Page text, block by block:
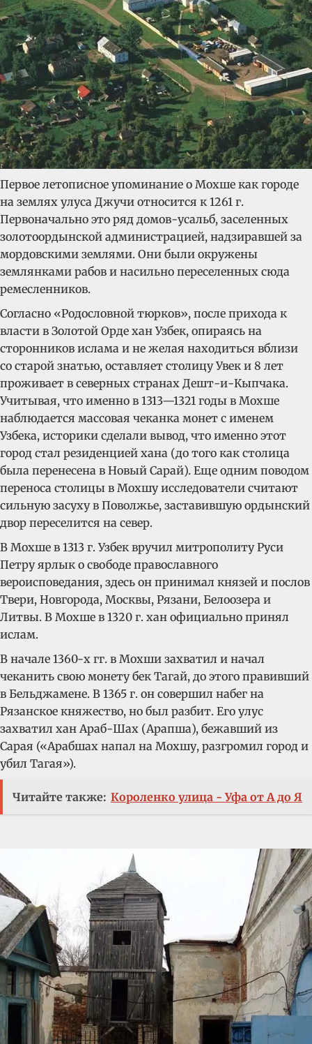
Первое летописное упоминание о Мохше как городе
на землях улуса Джучи относится к 1261 г.
Первоначально это ряд домов-усальб, заселенных
золотоордынской администрацией, надзиравшей за
мордовскими землями. Они были окружены
землянками рабов и насильно переселенных сюда
ремесленников.
Согласно «Родословной тюрков», после прихода к
власти в Золотой Орде хан Узбек, опираясь на
сторонников ислама и не желая находиться вблизи
со старой знатью, оставляет столицу Увек и 8 лет
проживает в северных странах Дешт-и-Кыпчака.
Учитывая, что именно в 1313—1321 годы в Мохше
наблюдается массовая чеканка монет с именем
Узбека, историки сделали вывод, что именно этот
город стал резиденцией хана (до того как столица
была перенесена в Новый Сарай). Еще одним поводом
переноса столицы в Мохшу исследователи считают
сильную засуху в Поволжье, заставившую ордынский
двор переселится на север.
В Мохше в 1313 г. Узбек вручил митрополиту Руси
Петру ярлык о свободе православного
вероисповедания, здесь он принимал князей и послов
Твери, Новгорода, Москвы, Рязани, Белоозера и
Литвы. В Мохше в 1320 г. хан официально принял
ислам.
В начале 1360-х гг. в Мохши захватил и начал
чеканить свою монету бек Тагай, до этого правивший
в Бельджамене. В 1365 г. он совершил набег на
Рязанское княжество, но был разбит. Его улус
захватил хан Араб-Шах (Арапша), бежавший из
Сарая («Арабшах напал на Мохшу, разгромил город и
убил Тагая»).
Читайте также: Короленко улица - Уфа от А до Я